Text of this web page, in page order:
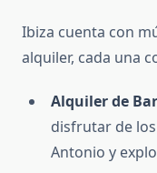
Ibiza cuenta con
alquiler, cada una
Alquiler de
disfrutar de
Antonio y